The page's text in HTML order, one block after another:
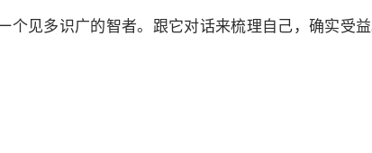
见多识广的智者。跟它对话来梳理自己，确实受